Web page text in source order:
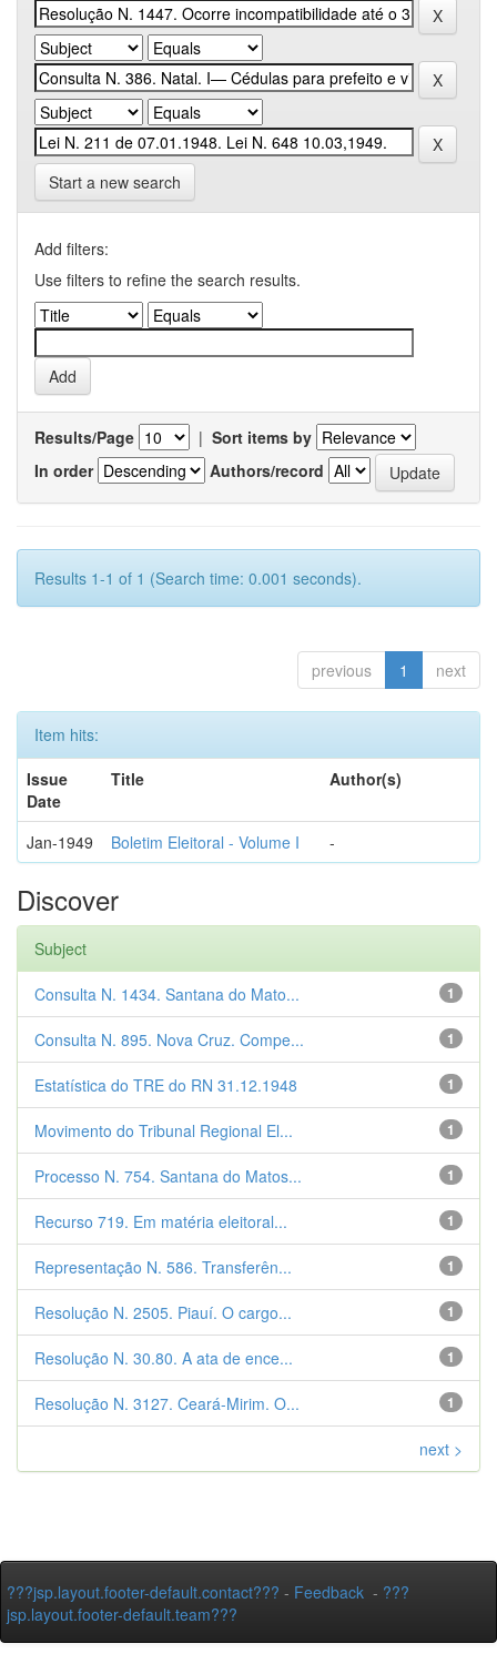
Start a new search
Add filters:
Use filters to refine the search results.
Results/Page | Sort items by
In order
Authors/record
Results 1-1 of 1 (Search time: 0.001 seconds).
previous 1 next
Item hits:
Issue
Date
Title Author(s)
Jan-1949 Boletim Eleitoral - Volume I -
Discover
Subject
1
Consulta N. 1434. Santana do Mato...
1
Consulta N. 895. Nova Cruz. Compe...
1
Estatística do TRE do RN 31.12.1948
1
Movimento do Tribunal Regional El...
1
Processo N. 754. Santana do Matos...
1
Recurso 719. Em matéria eleitoral...
1
Representação N. 586. Transferên...
1
Resolução N. 2505. Piauí. O cargo...
1
Resolução N. 30.80. A ata de ence...
1
Resolução N. 3127. Ceará-Mirim. O...
next >
???jsp.layout.footer-default.contact??? - Feedback - ???
jsp.layout.footer-default.team???